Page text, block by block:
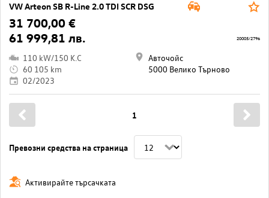
VW Arteon SB R-Line 2.0 TDI SCR DSG
31 700,00 €
61 999,81 лв.
110 kW/150 K.C
60 105 km
02/2023
Авточойс
5000 Велико Търново
20005/2796
Превозни средства на страница
1
Активирайте търсачката